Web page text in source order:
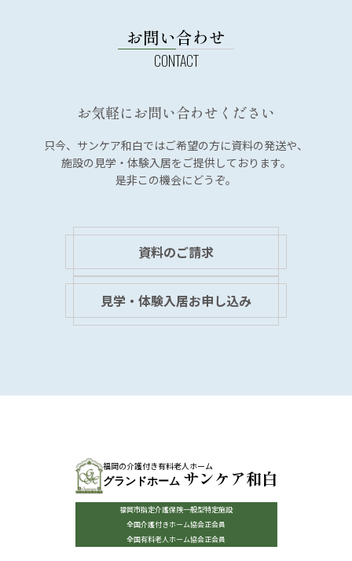
お問い合わせ
お気軽にお問い合わせください
只今、サンケア和白ではご希望の方に資料の発送や、
施設の見学・体験入居をご提供しております。
是非この機会にどうぞ。
資料のご請求
見学・体験入居お申し込み
福岡の介護付き有料老人ホーム
グランドホーム サンケア和白
福岡市指定介護保険一般型特定施設
全国介護付きホーム協会正会員
全国有料老人ホーム協会正会員